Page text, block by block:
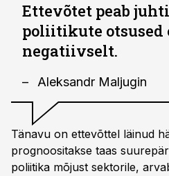
Ettevõtet peab
poliitikute otsused
negatiivselt.
Aleksandr Maljugin
Tänavu on ettevõttel läinud
prognoositakse taas
poliitika mõjust sektorile,